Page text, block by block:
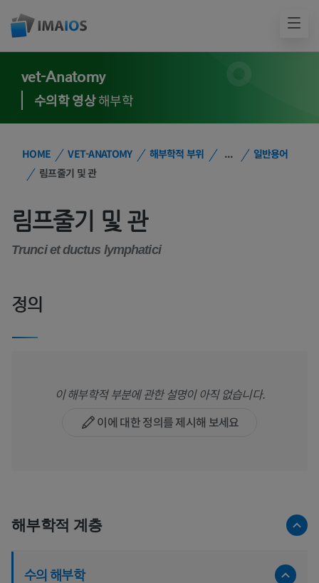
vet-Anatomy
수의학 영상해부학
HOME VET-ANATOMY 해부학적 부위 ...
일반용어
림프줄기 및 관
림프줄기 및 관
Trunci et ductus lymphatici
정의
이 해부학적 부분에 관한 설명이 아직 없습니다.
이에 대한 정의를 제시해 보세요
해부학적 계층
수의 해부학